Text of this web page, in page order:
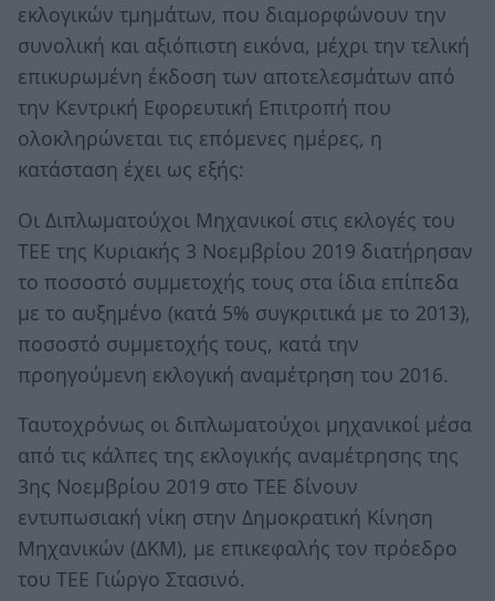
εκλογικών τμημάτων, που διαμορφώνουν την
συνολική και αξιόπιστη εικόνα, μέχρι την τελική
επικυρωμένη έκδοση των αποτελεσμάτων από
την Κεντρική Εφορευτική Επιτροπή που
ολοκληρώνεται τις επόμενες ημέρες, η
κατάσταση έχει ως εξής:
Οι Διπλωματούχοι Μηχανικοί στις εκλογές του
ΤΕΕ της Κυριακής 3 Νοεμβρίου 2019 διατήρησαν
το ποσοστό συμμετοχής τους στα ίδια επίπεδα
με το αυξημένο (κατά 5% συγκριτικά με το 2013),
ποσοστό συμμετοχής τους, κατά την
προηγούμενη εκλογική αναμέτρηση του 2016.
Ταυτοχρόνως οι διπλωματούχοι μηχανικοί μέσα
από τις κάλπες της εκλογικής αναμέτρησης της
3ης Νοεμβρίου 2019 στο ΤΕΕ δίνουν
εντυπωσιακή νίκη στην Δημοκρατική Κίνηση
Μηχανικών (ΔΚΜ), με επικεφαλής τον πρόεδρο
του ΤΕΕ Γιώργο Στασινό.